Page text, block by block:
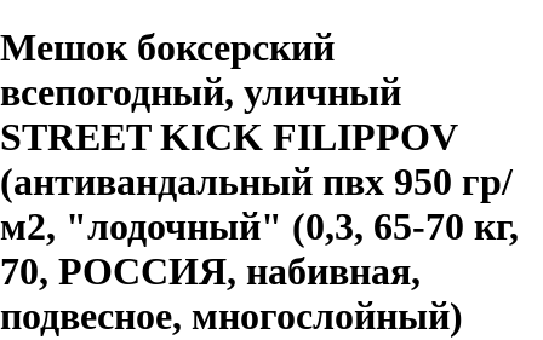
Мешок боксерский
всепогодный, уличный
STREET KICK FILIPPOV
(антивандальный пвх 950 гр/
м2, "лодочный" (0,3, 65-70 кг,
70, РОССИЯ, набивная,
подвесное, многослойный)